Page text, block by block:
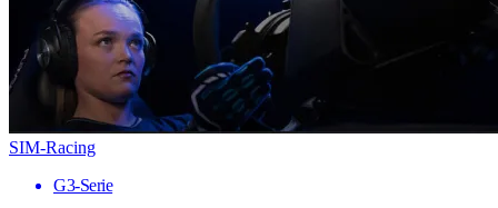
SIM-Racing
G3-Serie